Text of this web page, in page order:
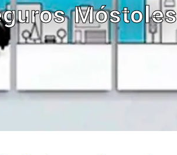
Móstoles